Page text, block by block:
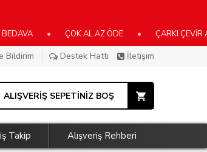
• ÇOK AL AZ ÖDE • ÇARKI ÇEVİR ANINDA
Bildirim Destek Hattı İletişim
ALIŞVERİŞ SEPETİNİZ BOŞ
Takip Alışveriş Rehberi